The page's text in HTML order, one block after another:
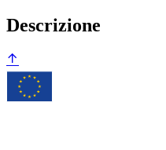
Descrizione